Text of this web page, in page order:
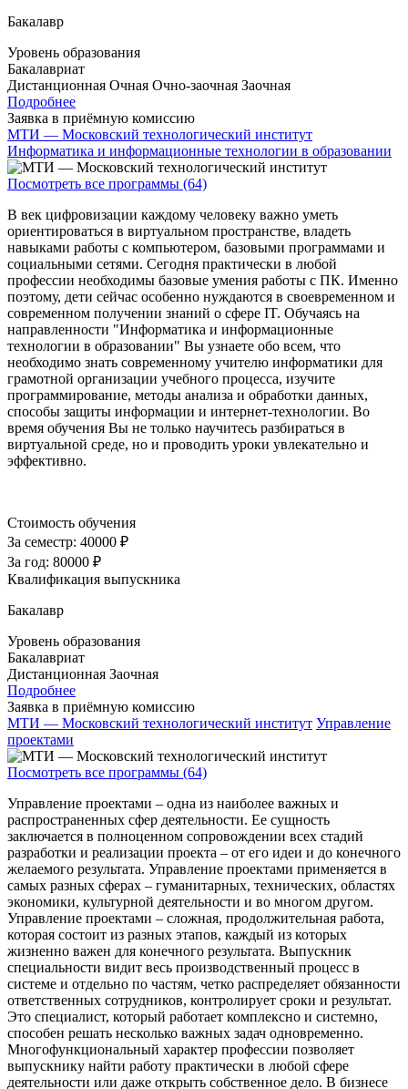
Бакалавр
Уровень образования
Бакалавриат
Дистанционная Очная Очно-заочная Заочная
Подробнее
Заявка в приёмную комиссию
МТИ — Московский технологический институт
Информатика и информационные технологии в образовании
Посмотреть все программы (64)
В век цифровизации каждому человеку важно уметь
ориентироваться в виртуальном пространстве, владеть
навыками работы с компьютером, базовыми программами и
социальными сетями. Сегодня практически в любой
профессии необходимы базовые умения работы с ПК. Именно
поэтому, дети сейчас особенно нуждаются в своевременном и
современном получении знаний о сфере IT. Обучаясь на
направленности "Информатика и информационные
технологии в образовании" Вы узнаете обо всем, что
необходимо знать современному учителю информатики для
грамотной организации учебного процесса, изучите
программирование, методы анализа и обработки данных,
способы защиты информации и интернет-технологии. Во
время обучения Вы не только научитесь разбираться в
виртуальной среде, но и проводить уроки увлекательно и
эффективно.
Стоимость обучения
За семестр: 40000 ₽
За год: 80000 ₽
Квалификация выпускника
Бакалавр
Уровень образования
Бакалавриат
Дистанционная Заочная
Подробнее
Заявка в приёмную комиссию
МТИ — Московский технологический институт Управление
проектами
Посмотреть все программы (64)
Управление проектами – одна из наиболее важных и
распространенных сфер деятельности. Ее сущность
заключается в полноценном сопровождении всех стадий
разработки и реализации проекта – от его идеи и до конечного
желаемого результата. Управление проектами применяется в
самых разных сферах – гуманитарных, технических, областях
экономики, культурной деятельности и во многом другом.
Управление проектами – сложная, продолжительная работа,
которая состоит из разных этапов, каждый из которых
жизненно важен для конечного результата. Выпускник
специальности видит весь производственный процесс в
системе и отдельно по частям, четко распределяет обязанности
ответственных сотрудников, контролирует сроки и результат.
Это специалист, который работает комплексно и системно,
способен решать несколько важных задач одновременно.
Многофункциональный характер профессии позволяет
выпускнику найти работу практически в любой сфере
деятельности или даже открыть собственное дело. В бизнесе